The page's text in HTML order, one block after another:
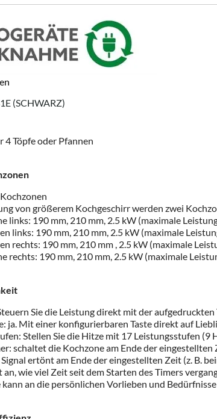
(SCHWARZ)
4 Töpfe oder Pfannen
von größerem Kochgeschirr werden zwei
links: 190 mm, 210 mm, 2.5 kW (maximale
links: 190 mm, 210 mm, 2.5 kW (maximale
rechts: 190 mm, 210 mm , 2.5 kW (maximale
rechts: 190 mm, 210 mm, 2.5 kW (maximale
Sie die Leistung direkt mit der aufgedruckten
ja. Mit einer konfigurierbaren Taste direkt auf
Stellen Sie die Hitze mit 17 Leistungsstufen (9
schaltet die Kochzone am Ende der eingestellten
ertönt am Ende der eingestellten Zeit (z. B.
wie viel Zeit seit dem Starten des Timers
an die persönlichen Vorlieben und Bedürfnisse